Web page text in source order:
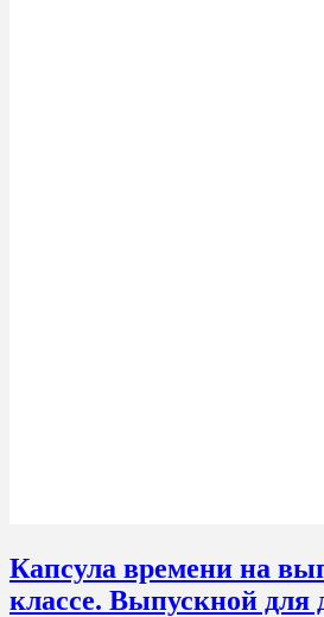
Капсула времени на
классе. Выпускной для